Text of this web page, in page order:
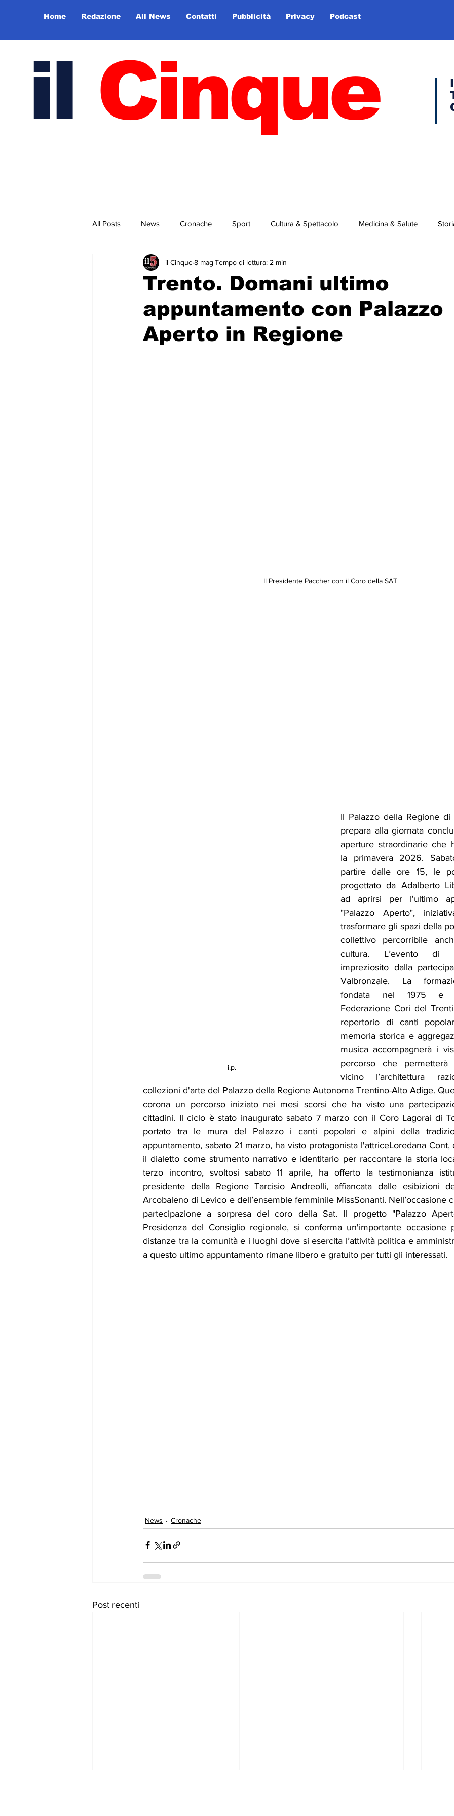
Home Redazione All News Contatti Pubblicità Privacy Podcast
il Cinque
All Posts News Cronache Sport Cultura & Spettacolo Medicina & Salute
Rubriche & Curiosità Sport in primo piano
Trento. Domani ultimo
appuntamento con Palazzo
Aperto in Regione
il Cinque8 mag Tempo di lettura: 2 min
Il Presidente Paccher con il Coro della SAT
i.p.
Il Palazzo della Regione
prepara alla giornata
aperture straordinarie che
la primavera 2026.
partire dalle ore 15, le
progettato da Adalberto
ad aprirsi per l'ultimo
"Palazzo Aperto",
trasformare gli spazi della
collettivo percorribile
cultura. L’evento di
impreziosito dalla
Valbronzale. La
fondata nel 1975 e
Federazione Cori del
repertorio di canti
memoria storica e
musica accompagnerà i
percorso che
vicino l’architettura
collezioni d'arte del Palazzo della Regione Autonoma Trentino-Alto Adige.
corona un percorso iniziato nei mesi scorsi che ha visto una
cittadini. Il ciclo è stato inaugurato sabato 7 marzo con il Coro Lagorai di
portato tra le mura del Palazzo i canti popolari e alpini della
appuntamento, sabato 21 marzo, ha visto protagonista l'attriceLoredana
il dialetto come strumento narrativo e identitario per raccontare la storia
terzo incontro, svoltosi sabato 11 aprile, ha offerto la testimonianza
presidente della Regione Tarcisio Andreolli, affiancata dalle esibizioni
Arcobaleno di Levico e dell’ensemble femminile MissSonanti. Nell’occasione
partecipazione a sorpresa del coro della Sat. Il progetto "Palazzo
Presidenza del Consiglio regionale, si conferma un'importante occasione
distanze tra la comunità e i luoghi dove si esercita l’attività politica e
a questo ultimo appuntamento rimane libero e gratuito per tutti gli interessati.
News Cronache
Post recenti